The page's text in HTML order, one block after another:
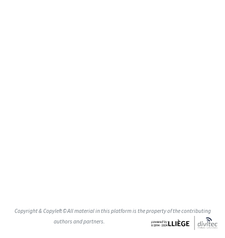
Copyright & Copyleft © All material in this platform is the property of the contributing
authors and partners.